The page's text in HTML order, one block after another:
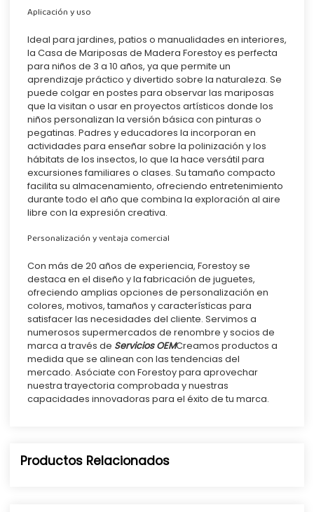
Aplicación y uso
Ideal para jardines, patios o manualidades en interiores,
la Casa de Mariposas de Madera Forestoy es perfecta
para niños de 3 a 10 años, ya que permite un
aprendizaje práctico y divertido sobre la naturaleza. Se
puede colgar en postes para observar las mariposas
que la visitan o usar en proyectos artísticos donde los
niños personalizan la versión básica con pinturas o
pegatinas. Padres y educadores la incorporan en
actividades para enseñar sobre la polinización y los
hábitats de los insectos, lo que la hace versátil para
excursiones familiares o clases. Su tamaño compacto
facilita su almacenamiento, ofreciendo entretenimiento
durante todo el año que combina la exploración al aire
libre con la expresión creativa.
Personalización y ventaja comercial
Con más de 20 años de experiencia, Forestoy se
destaca en el diseño y la fabricación de juguetes,
ofreciendo amplias opciones de personalización en
colores, motivos, tamaños y características para
satisfacer las necesidades del cliente. Servimos a
numerosos supermercados de renombre y socios de
marca a través de Servicios OEMCreamos productos a
medida que se alinean con las tendencias del
mercado. Asóciate con Forestoy para aprovechar
nuestra trayectoria comprobada y nuestras
capacidades innovadoras para el éxito de tu marca.
Productos Relacionados